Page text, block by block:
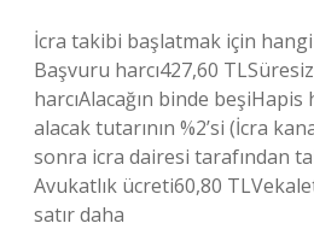
İcra takibi başlatmak için
Başvuru harcı427,60
harcıAlacağın binde beşiHapis
alacak tutarının %2’si (İcra
sonra icra dairesi tarafından
Avukatlık ücreti60,80
satır daha